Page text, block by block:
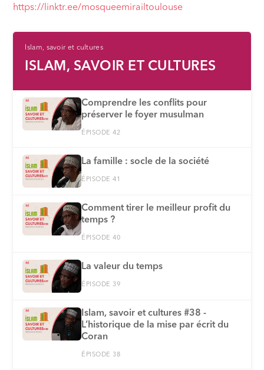
⁠https://linktr.ee/mosqueemirailtoulouse
Islam, savoir et cultures
ISLAM, SAVOIR ET CULTURES
Comprendre les conflits pour
préserver le foyer musulman
ÉPISODE 42
La famille : socle de la société
ÉPISODE 41
Comment tirer le meilleur profit du
temps ?
ÉPISODE 40
La valeur du temps
ÉPISODE 39
Islam, savoir et cultures #38 -
L’historique de la mise par écrit du
Coran
ÉPISODE 38